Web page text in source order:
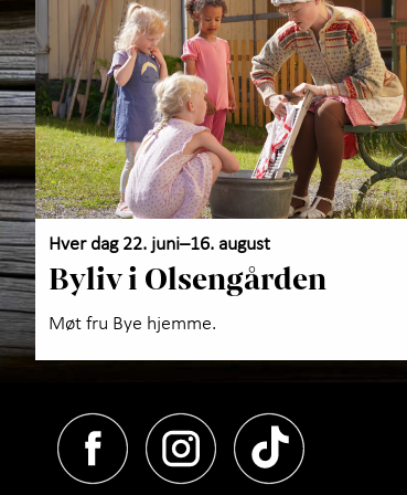
Hver dag 22. juni–16. august
Byliv i Olsengården
Møt fru Bye hjemme.